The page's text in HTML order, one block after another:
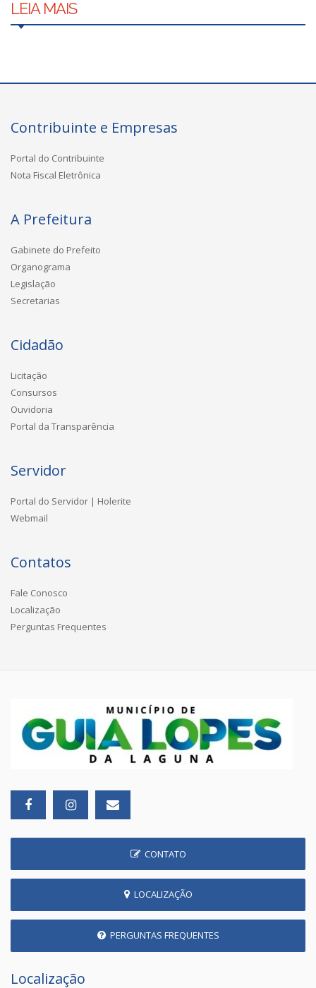
LEIA MAIS
Contribuinte e Empresas
Portal do Contribuinte
Nota Fiscal Eletrônica
A Prefeitura
Gabinete do Prefeito
Organograma
Legislação
Secretarias
Cidadão
Licitação
Consursos
Ouvidoria
Portal da Transparência
Servidor
Portal do Servidor | Holerite
Webmail
Contatos
Fale Conosco
Localização
Perguntas Frequentes
CONTATO
LOCALIZAÇÃO
PERGUNTAS FREQUENTES
Localização